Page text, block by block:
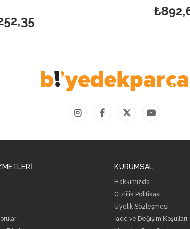
KURUMSAL
Hakkımızda
Gizlilik Politikası
Üyelik Sözleşmesi
İade ve Değişim Koşulları